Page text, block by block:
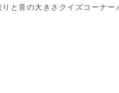
と音の大きさクイズコーナー♪